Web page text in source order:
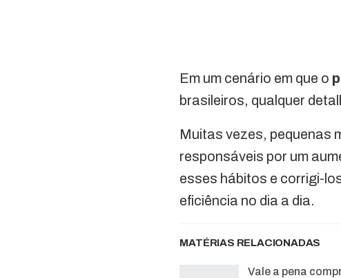
Em um cenário em que o
brasileiros, qualquer
Muitas vezes, pequenas
responsáveis por um
esses hábitos e corrigi-
eficiência no dia a dia.
MATÉRIAS RELACIONADAS
Vale a pena